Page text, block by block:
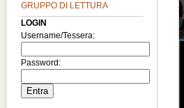
GRUPPO DI LETTURA
LOGIN
Username/Tessera:
Password: